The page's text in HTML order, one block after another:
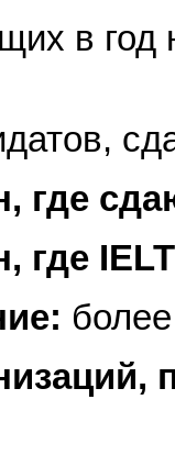
в год
где
где